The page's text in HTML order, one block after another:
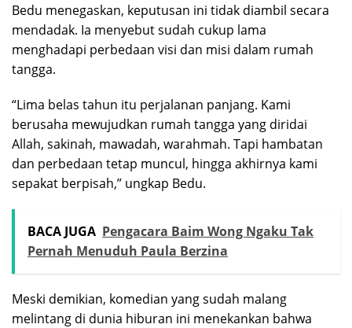
Bedu menegaskan, keputusan ini tidak diambil secara
mendadak. Ia menyebut sudah cukup lama
menghadapi perbedaan visi dan misi dalam rumah
tangga.
“Lima belas tahun itu perjalanan panjang. Kami
berusaha mewujudkan rumah tangga yang diridai
Allah, sakinah, mawadah, warahmah. Tapi hambatan
dan perbedaan tetap muncul, hingga akhirnya kami
sepakat berpisah,” ungkap Bedu.
BACA JUGA Pengacara Baim Wong Ngaku Tak
Pernah Menuduh Paula Berzina
Meski demikian, komedian yang sudah malang
melintang di dunia hiburan ini menekankan bahwa